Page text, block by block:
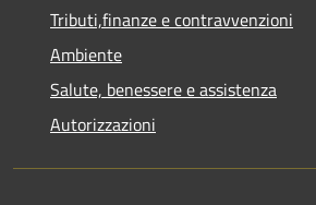
Tributi,finanze e contravvenzioni
Ambiente
Salute, benessere e assistenza
Autorizzazioni